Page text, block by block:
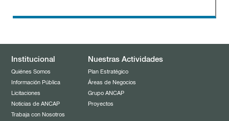
Combustibles
Automotriz
GLP
Aviación
Marino
Solventes
Asfaltos
Institucional
Quiénes Somos
Información Pública
Licitaciones
Noticias de ANCAP
Trabaja con Nosotros
Nuestras Actividades
Plan Estratégico
Áreas de Negocios
Grupo ANCAP
Proyectos